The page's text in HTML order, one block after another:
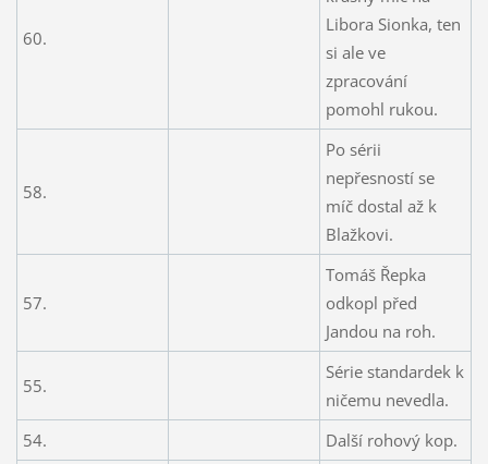
60.
Libora Sionka, ten
si ale ve
zpracování
pomohl rukou.
58.
Po sérii
nepřesností se
míč dostal až k
Blažkovi.
57.
Tomáš Řepka
odkopl před
Jandou na roh.
55.
Série standardek k
ničemu nevedla.
54.
Další rohový kop.